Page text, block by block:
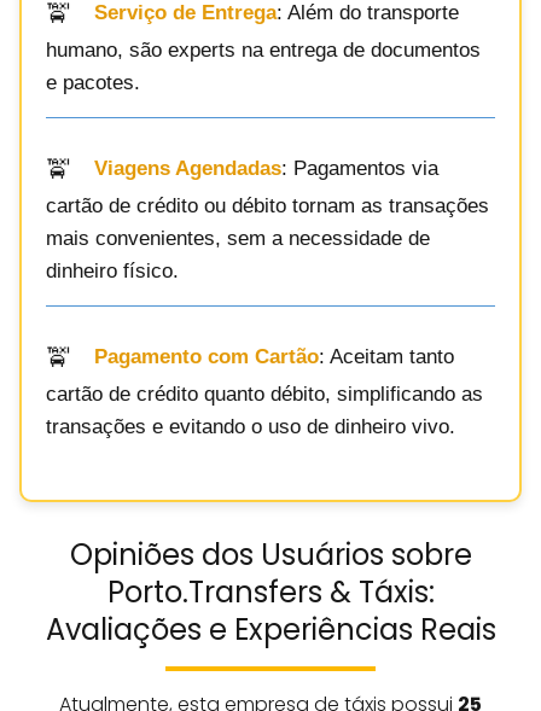
Serviço de Entrega: Além do transporte
humano, são experts na entrega de documentos
e pacotes.
Viagens Agendadas: Pagamentos via
cartão de crédito ou débito tornam as transações
mais convenientes, sem a necessidade de
dinheiro físico.
Pagamento com Cartão: Aceitam tanto
cartão de crédito quanto débito, simplificando as
transações e evitando o uso de dinheiro vivo.
Opiniões dos Usuários sobre
Porto.Transfers & Táxis:
Avaliações e Experiências Reais
Atualmente, esta empresa de táxis possui 25